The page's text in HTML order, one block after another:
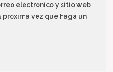
electrónico y sitio web
próxima vez que haga un